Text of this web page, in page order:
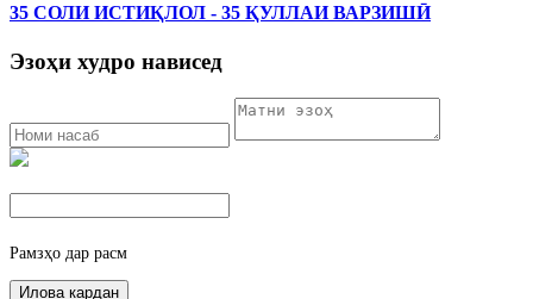
35 СОЛИ ИСТИҚЛОЛ - 35 ҚУЛЛАИ ВАРЗИШӢ
Эзоҳи худро нависед
Рамзҳо дар расм